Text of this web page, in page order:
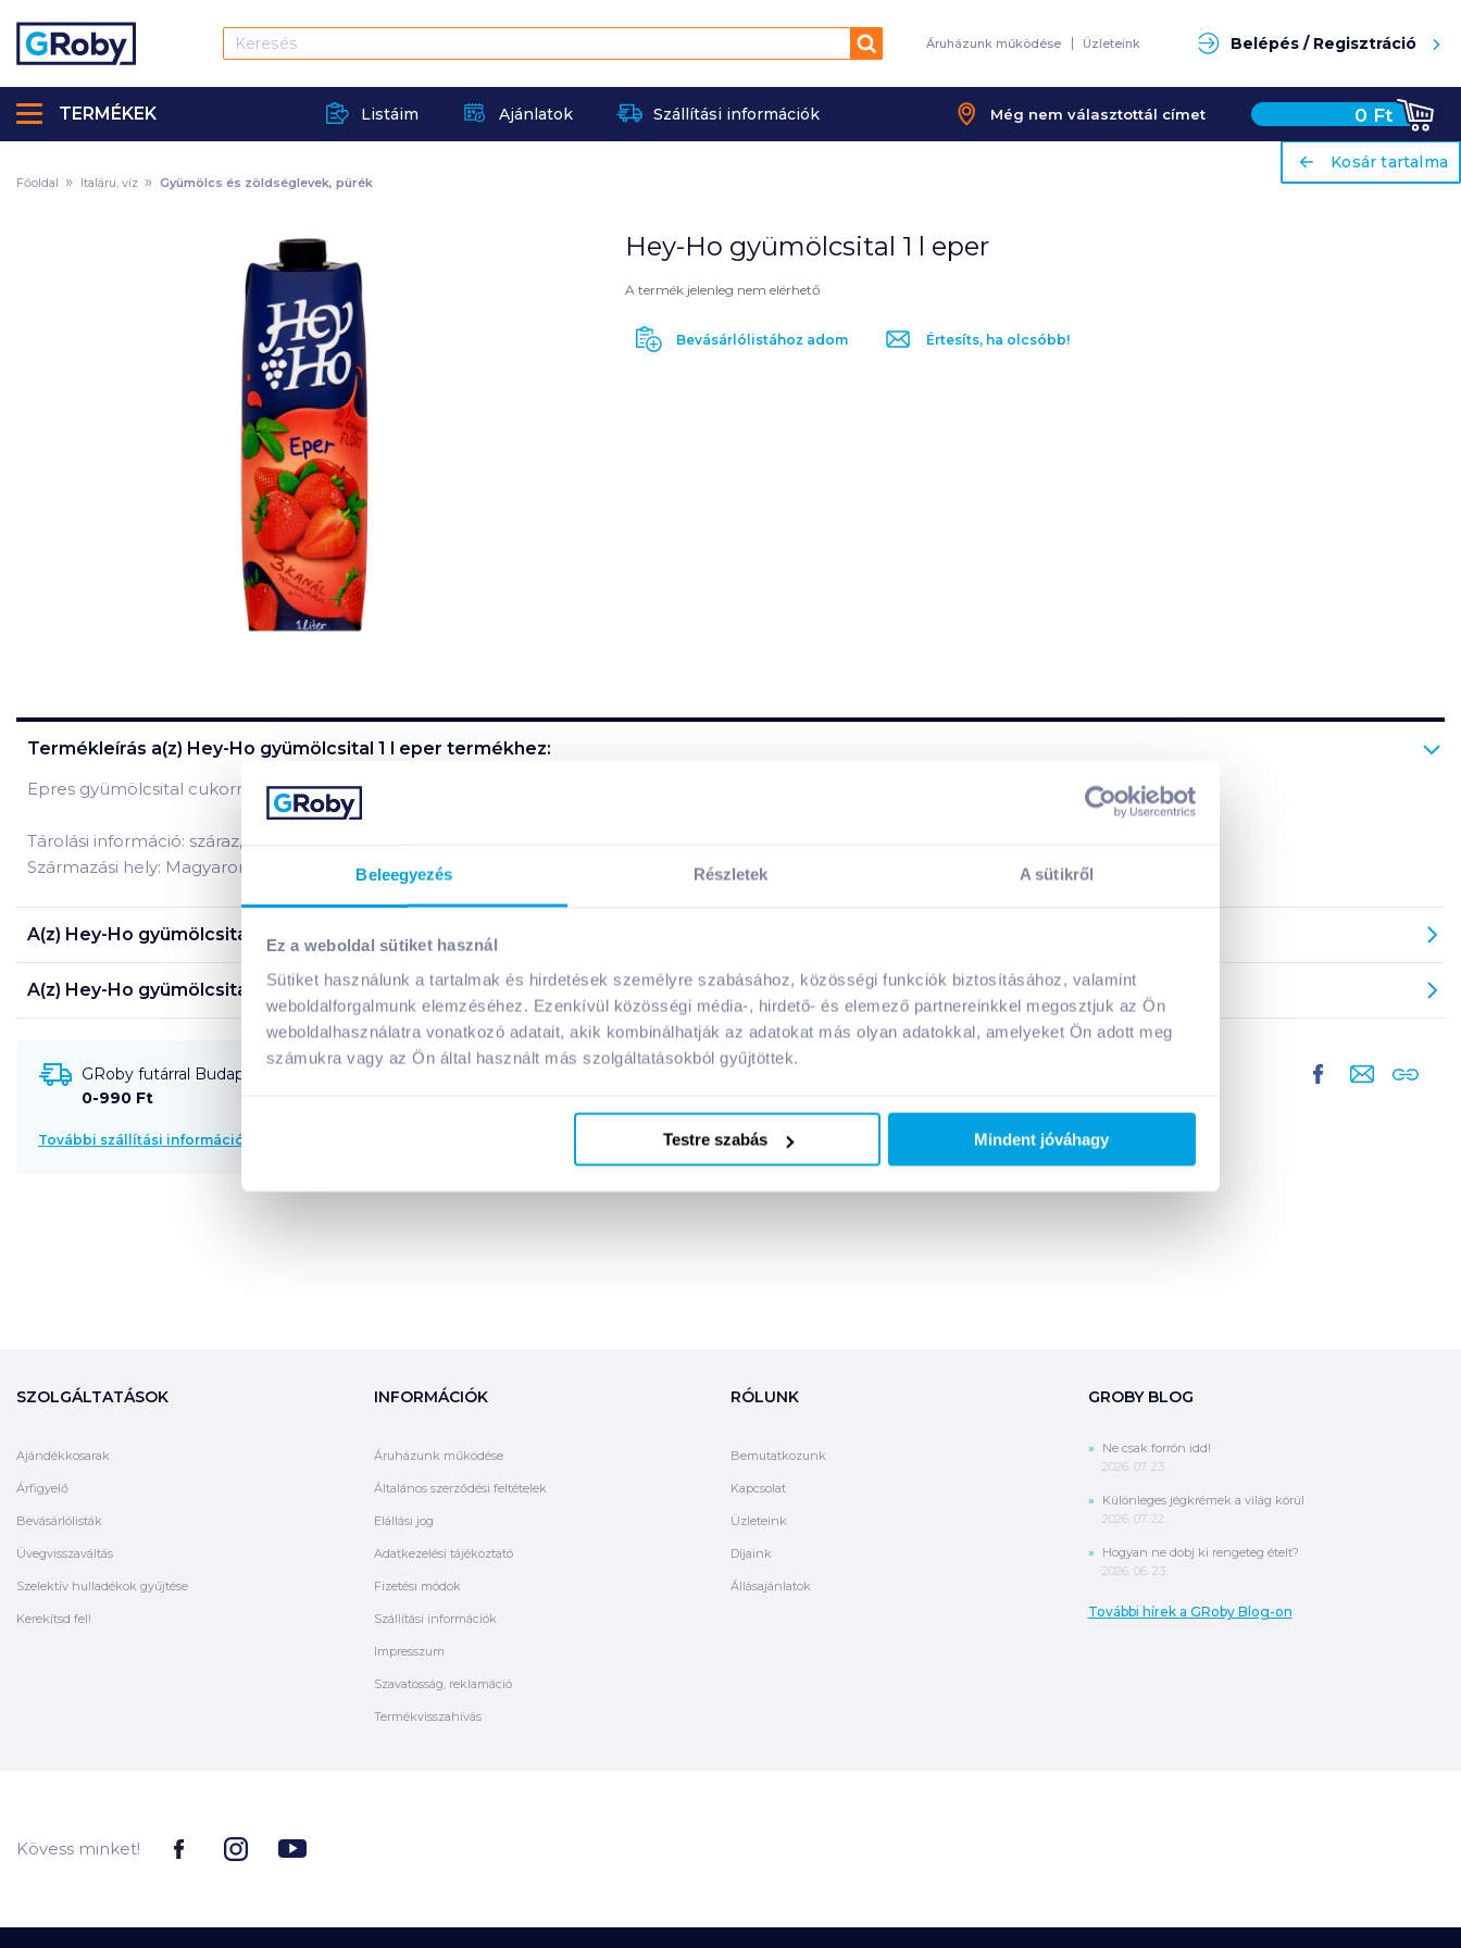
Beleegyezés Részletek A sütikről
Ez a weboldal sütiket használ
Sütiket használunk a tartalmak és hirdetések személyre szabásához, közösségi funkciók biztosításához, valamint
weboldalforgalmunk elemzéséhez. Ezenkívül közösségi média-, hirdető- és elemező partnereinkkel megosztjuk az Ön
weboldalhasználatra vonatkozó adatait, akik kombinálhatják az adatokat más olyan adatokkal, amelyeket Ön adott meg
számukra vagy az Ön által használt más szolgáltatásokból gyűjtöttek.
Testre szabás Mindent jóváhagy
Keresés Áruházunk működése Üzleteink Belépés / Regisztráció
Listáim Ajánlatok Szállítási információk Még nem választottál címet 0 Ft
TERMÉKEK
ariaLabel
Kosár tartalma
Főoldal Italáru, víz Gyümölcs és zöldséglevek, pürék
Hey-Ho gyümölcsital 1 l eper
A termék jelenleg nem elérhető
Bevásárlólistához adom Értesíts, ha olcsóbb!
Termékleírás a(z) Hey-Ho gyümölcsital 1 l eper termékhez:
Epres gyümölcsital cukorral és édesítőszerrel.
Tárolási információ: száraz, hűvös helyen, felbontás után hűtve tárolandó!
Származási hely: Magyarország
A(z) Hey-Ho gyümölcsital 1 l eper termék összetevői:
A(z) Hey-Ho gyümölcsital 1 l eper termék tápanyagai:
GRoby futárral Budapestre és környékére szállítható
0-990 Ft
További szállítási információk
SZOLGÁLTATÁSOK
Ajándékkosarak
Árfigyelő
Bevásárlólisták
Üvegvisszaváltás
Szelektív hulladékok gyűjtése
Kerekítsd fel!
INFORMÁCIÓK
Áruházunk működése
Általános szerződési feltételek
Elállási jog
Adatkezelési tájékoztató
Fizetési módok
Szállítási információk
Impresszum
Szavatosság, reklamáció
Termékvisszahívás
RÓLUNK
Bemutatkozunk
Kapcsolat
Üzleteink
Díjaink
Állásajánlatok
GROBY BLOG
Ne csak forrón idd!
2026. 07. 23.
Különleges jégkrémek a világ körül
2026. 07. 22.
Hogyan ne dobj ki rengeteg ételt?
2026. 06. 23.
További hírek a GRoby Blog-on
Kövess minket!